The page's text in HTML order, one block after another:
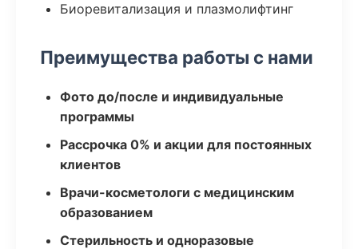
Биоревитализация и плазмолифтинг
Преимущества работы с нами
Фото до/после и индивидуальные
программы
Рассрочка 0% и акции для постоянных
клиентов
Врачи-косметологи с медицинским
образованием
Стерильность и одноразовые